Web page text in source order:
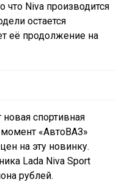
что Niva производится
остается
её продолжение на
спортивная
«АвтоВАЗ»
на эту новинку.
Lada Niva Sport
рублей.